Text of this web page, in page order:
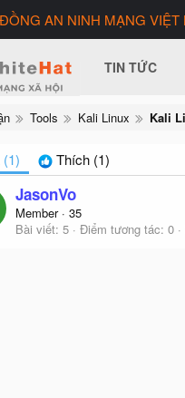
AN NINH MẠNG VIỆT
TIN TỨC
Tools Kali Linux Kali
(1) Thích (1)
JasonVo
Member · 35
Bài viết 5 Điểm tương tác 0